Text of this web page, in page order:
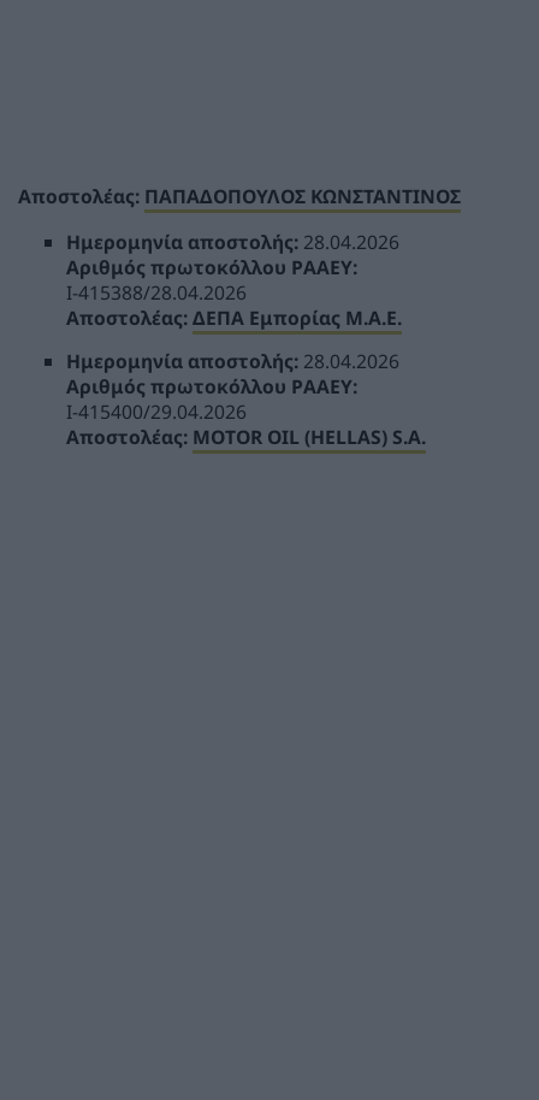
Αποστολέας: ΠΑΠΑΔΟΠΟΥΛΟΣ ΚΩΝΣΤΑΝΤΙΝΟΣ
Ημερομηνία αποστολής: 28.04.2026
Αριθμός πρωτοκόλλου ΡΑΑΕΥ:
Ι-415388/28.04.2026
Αποστολέας:ΔΕΠΑ Εμπορίας Μ.Α.Ε.
Ημερομηνία αποστολής: 28.04.2026
Αριθμός πρωτοκόλλου ΡΑΑΕΥ:
Ι-415400/29.04.2026
Αποστολέας: MOTOR OIL (HELLAS) S.A.